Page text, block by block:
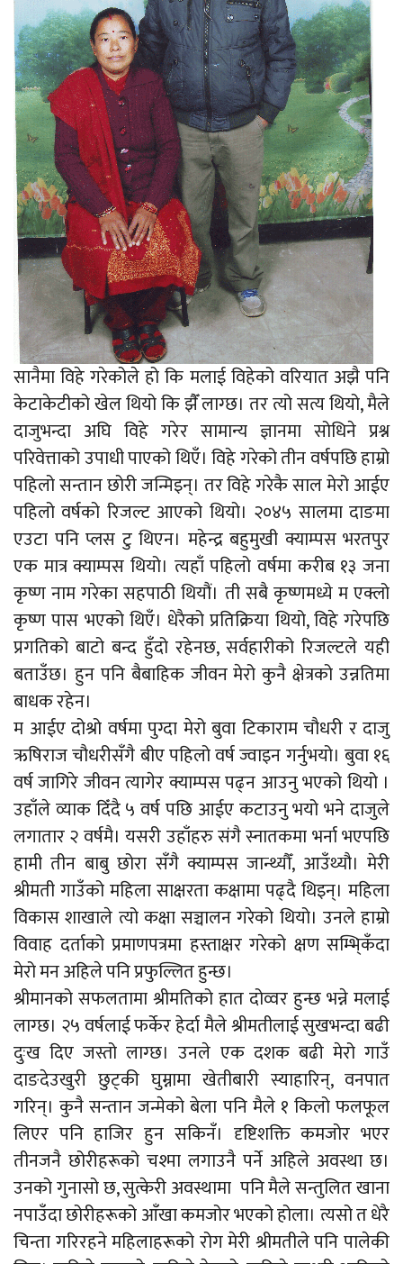
सानैमा विहे गरेकोले हो कि मलाई विहेको वरियात अझै पनि
केटाकेटीको खेल थियो कि झैँ लाग्छ। तर त्यो सत्य थियो, मैले
दाजुभन्दा अघि विहे गरेर सामान्य ज्ञानमा सोधिने प्रश्न
परिवेत्ताको उपाधी पाएको थिएँ। विहे गरेको तीन वर्षपछि हाम्रो
पहिलो सन्तान छोरी जन्मिइन्। तर विहे गरेकै साल मेरो आईए
पहिलो वर्षको रिजल्ट आएको थियो। २०४५ सालमा दाङमा
एउटा पनि प्लस टु थिएन। महेन्द्र बहुमुखी क्याम्पस भरतपुर
एक मात्र क्याम्पस थियो। त्यहाँ पहिलो वर्षमा करीब १३ जना
कृष्ण नाम गरेका सहपाठी थियौं। ती सबै कृष्णमध्ये म एक्लो
कृष्ण पास भएको थिएँ। धेरैको प्रतिक्रिया थियो, विहे गरेपछि
प्रगतिको बाटो बन्द हुँदो रहेनछ, सर्वहारीको रिजल्टले यही
बताउँछ। हुन पनि बैबाहिक जीवन मेरो कुनै क्षेत्रको उन्नतिमा
बाधक रहेन।
म आईए दोश्रो वर्षमा पुग्दा मेरो बुवा टिकाराम चौधरी र दाजु
ऋषिराज चौधरीसँगै बीए पहिलो वर्ष ज्वाइन गर्नुभयो। बुवा १६
वर्ष जागिरे जीवन त्यागेर क्याम्पस पढ्न आउनु भएको थियो ।
उहाँले व्याक दिँदै ५ वर्ष पछि आईए कटाउनु भयो भने दाजुले
लगातार २ वर्षमै। यसरी उहाँहरु संगै स्नातकमा भर्ना भएपछि
हामी तीन बाबु छोरा सँगै क्याम्पस जान्थ्यौँ, आउँथ्यौ। मेरी
श्रीमती गाउँको महिला साक्षरता कक्षामा पढ्दै थिइन्। महिला
विकास शाखाले त्यो कक्षा सञ्चालन गरेको थियो। उनले हाम्रो
विवाह दर्ताको प्रमाणपत्रमा हस्ताक्षर गरेको क्षण सम्भि्कँदा
मेरो मन अहिले पनि प्रफुल्लित हुन्छ।
श्रीमानको सफलतामा श्रीमतिको हात दोव्वर हुन्छ भन्ने मलाई
लाग्छ। २५ वर्षलाई फर्केर हेर्दा मैले श्रीमतीलाई सुखभन्दा बढी
दुःख दिए जस्तो लाग्छ। उनले एक दशक बढी मेरो गाउँ
दाङदेउखुरी छुट्की घुम्नामा खेतीबारी स्याहारिन्, वनपात
गरिन्। कुनै सन्तान जन्मेको बेला पनि मैले १ किलो फलफूल
लिएर पनि हाजिर हुन सकिनँ। दृष्टिशक्ति कमजोर भएर
तीनजनै छोरीहरूको चश्मा लगाउनै पर्ने अहिले अवस्था छ।
उनको गुनासो छ, सुत्केरी अवस्थामा पनि मैले सन्तुलित खाना
नपाउँदा छोरीहरूको आँखा कमजोर भएको होला। त्यसो त धेरै
चिन्ता गरिरहने महिलाहरूको रोग मेरी श्रीमतीले पनि पालेकी